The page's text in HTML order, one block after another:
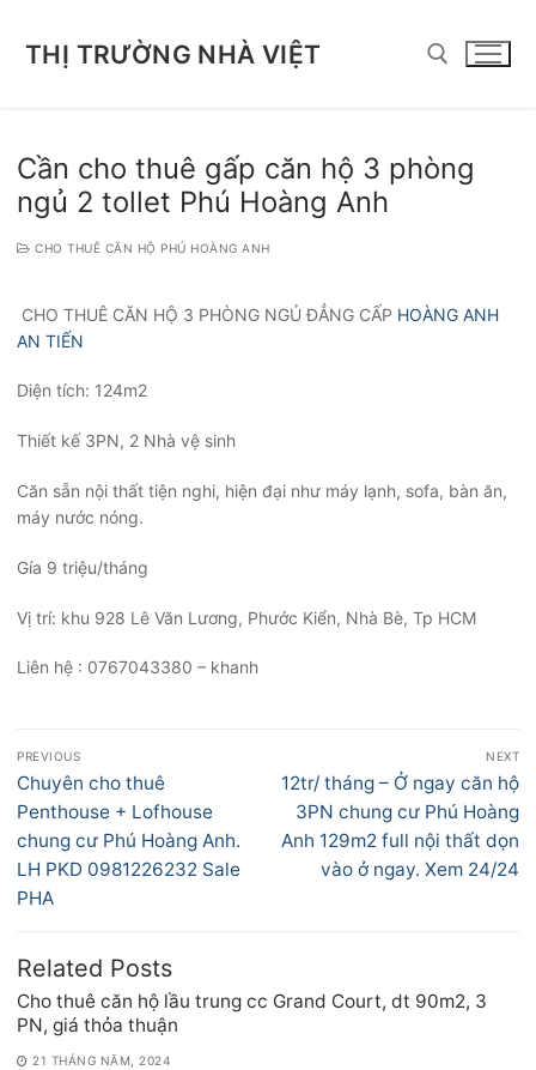
THỊ TRƯỜNG NHÀ VIỆT
Tìm kiếm cho:
Cần cho thuê gấp căn hộ 3 phòng
ngủ 2 tollet Phú Hoàng Anh
CHO THUÊ CĂN HỘ PHÚ HOÀNG ANH
️ CHO THUÊ CĂN HỘ 3 PHÒNG NGỦ ĐẲNG CẤP HOÀNG ANH
AN TIẾN
Diện tích: 124m2
Thiết kế 3PN, 2 Nhà vệ sinh
Căn sẵn nội thất tiện nghi, hiện đại như máy lạnh, sofa, bàn ăn,
máy nước nóng.
Gía 9 triệu/tháng
Vị trí: khu 928 Lê Văn Lương, Phước Kiển, Nhà Bè, Tp HCM
Liên hệ : 0767043380 – khanh
Điều
hướng
bài
viết
PREVIOUS
Previous
post:
Chuyên cho thuê
Penthouse + Lofhouse
chung cư Phú Hoàng Anh.
LH PKD 0981226232 Sale
PHA
NEXT
Next
post:
12tr/ tháng – Ở ngay căn hộ
3PN chung cư Phú Hoàng
Anh 129m2 full nội thất dọn
vào ở ngay. Xem 24/24
Related Posts
Cho thuê căn hộ lầu trung cc Grand Court, dt 90m2, 3
PN, giá thỏa thuận
21 THÁNG NĂM, 2024